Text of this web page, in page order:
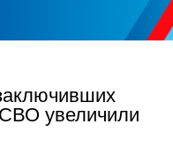
СВО увеличили